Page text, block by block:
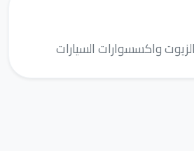
واكسسوارات السيارات